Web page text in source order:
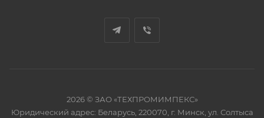
2026 © ЗАО «ТЕХПРОМИМПЕКС»
Юридический адрес: Беларусь, 220070, г. Минск, ул. Солтыса